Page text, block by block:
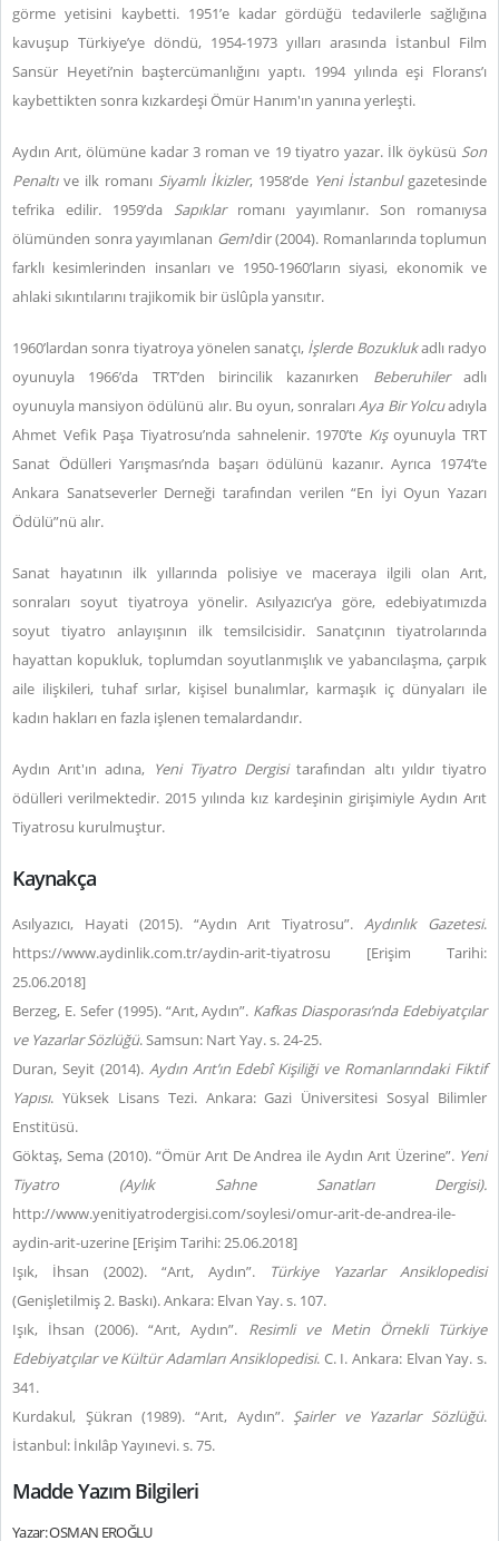
görme yetisini kaybetti. 1951’e kadar gördüğü tedavilerle sağlığına
kavuşup Türkiye’ye döndü, 1954-1973 yılları arasında İstanbul Film
Sansür Heyeti’nin baştercümanlığını yaptı. 1994 yılında eşi Florans’ı
kaybettikten sonra kızkardeşi Ömür Hanım'ın yanına yerleşti.
Aydın Arıt, ölümüne kadar 3 roman ve 19 tiyatro yazar. İlk öyküsü Son
Penaltıve ilk romanı Siyamlı İkizler, 1958’de Yeni İstanbulgazetesinde
tefrika edilir. 1959’da Sapıklarromanı yayımlanır. Son romanıysa
ölümünden sonra yayımlanan Gemi’dir (2004). Romanlarında toplumun
farklı kesimlerinden insanları ve 1950-1960’ların siyasi, ekonomik ve
ahlaki sıkıntılarını trajikomik bir üslûpla yansıtır.
1960’lardan sonra tiyatroya yönelen sanatçı, İşlerde Bozuklukadlı radyo
oyunuyla 1966’da TRT’den birincilik kazanırken Beberuhileradlı
oyunuyla mansiyon ödülünü alır. Bu oyun, sonralarıAya Bir Yolcuadıyla
Ahmet Vefik Paşa Tiyatrosu’nda sahnelenir. 1970’te Kışoyunuyla TRT
Sanat Ödülleri Yarışması’nda başarı ödülünü kazanır. Ayrıca 1974’te
Ankara Sanatseverler Derneği tarafından verilen “En İyi Oyun Yazarı
Ödülü”nü alır.
Sanat hayatının ilk yıllarında polisiye ve maceraya ilgili olan Arıt,
sonraları soyut tiyatroya yönelir. Asılyazıcı’ya göre, edebiyatımızda
soyut tiyatro anlayışının ilk temsilcisidir. Sanatçının tiyatrolarında
hayattan kopukluk, toplumdan soyutlanmışlık ve yabancılaşma, çarpık
aile ilişkileri, tuhaf sırlar, kişisel bunalımlar, karmaşık iç dünyaları ile
kadın hakları en fazla işlenen temalardandır.
Aydın Arıt'ın adına, Yeni Tiyatro Dergisitarafından altı yıldır tiyatro
ödülleri verilmektedir. 2015 yılında kız kardeşinin girişimiyle Aydın Arıt
Tiyatrosu kurulmuştur.
Kaynakça
Asılyazıcı, Hayati (2015). “Aydın Arıt Tiyatrosu”.Aydınlık Gazetesi.
https://www.aydinlik.com.tr/aydin-arit-tiyatrosu [Erişim Tarihi:
25.06.2018]
Berzeg, E. Sefer (1995). “Arıt, Aydın”. Kafkas Diasporası’nda Edebiyatçılar
ve Yazarlar Sözlüğü. Samsun: Nart Yay. s. 24-25.
Duran, Seyit (2014). Aydın Arıt’ın Edebî Kişiliği ve Romanlarındaki Fiktif
Yapısı. Yüksek Lisans Tezi. Ankara: Gazi Üniversitesi Sosyal Bilimler
Enstitüsü.
Göktaş, Sema (2010). “Ömür Arıt De Andrea ile Aydın Arıt Üzerine”. Yeni
Tiyatro (Aylık Sahne Sanatları Dergisi).
http://www.yenitiyatrodergisi.com/soylesi/omur-arit-de-andrea-ile-
aydin-arit-uzerine [Erişim Tarihi: 25.06.2018]
Işık, İhsan (2002). “Arıt, Aydın”.
Türkiye Yazarlar Ansiklopedisi
(Genişletilmiş 2. Baskı). Ankara: Elvan Yay. s. 107.
Işık, İhsan (2006). “Arıt, Aydın”. Resimli ve Metin Örnekli Türkiye
Edebiyatçılar ve Kültür Adamları Ansiklopedisi. C. I. Ankara: Elvan Yay. s.
341.
Kurdakul, Şükran (1989). “Arıt, Aydın”. Şairler ve Yazarlar Sözlüğü.
İstanbul: İnkılâp Yayınevi. s. 75.
Madde Yazım Bilgileri
Yazar: OSMAN EROĞLU